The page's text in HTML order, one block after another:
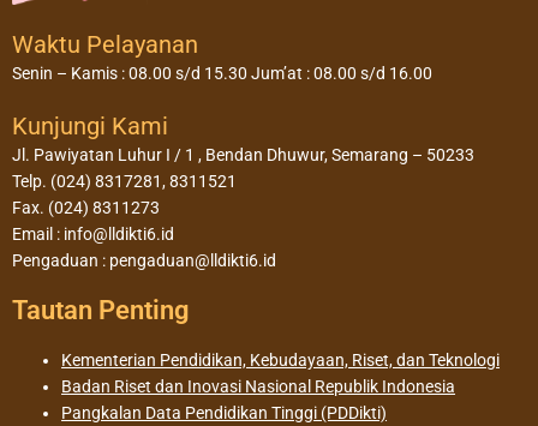
Waktu Pelayanan
Senin – Kamis : 08.00 s/d 15.30 Jum’at : 08.00 s/d 16.00
Kunjungi Kami
Jl. Pawiyatan Luhur I / 1 , Bendan Dhuwur, Semarang – 50233
Telp. (024) 8317281, 8311521
Fax. (024) 8311273
Email : info@lldikti6.id
Pengaduan : pengaduan@lldikti6.id
Tautan Penting
Kementerian Pendidikan, Kebudayaan, Riset, dan Teknologi
Badan Riset dan Inovasi Nasional Republik Indonesia
Pangkalan Data Pendidikan Tinggi (PDDikti)